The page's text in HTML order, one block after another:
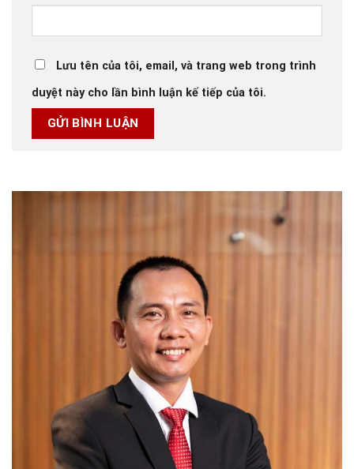
Lưu tên của tôi, email, và trang web trong trình
duyệt này cho lần bình luận kế tiếp của tôi.